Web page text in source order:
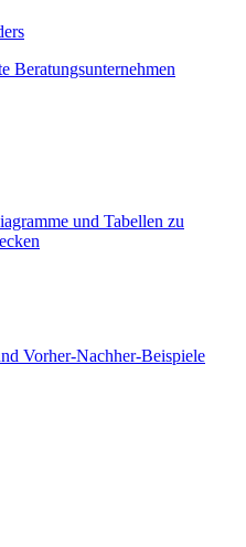
Beratungsunternehmen
und Tabellen zu
Vorher-Nachher-Beispiele